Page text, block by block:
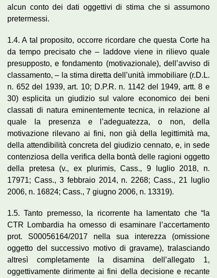
alcun conto dei dati oggettivi di stima che si assumono
pretermessi.
1.4. A tal proposito, occorre ricordare che questa Corte ha
da tempo precisato che – laddove viene in rilievo quale
presupposto, e fondamento (motivazionale), dell’avviso di
classamento, – la stima diretta dell’unità immobiliare (r.D.L.
n. 652 del 1939, art. 10; D.P.R. n. 1142 del 1949, artt. 8 e
30) esplicita un giudizio sul valore economico dei beni
classati di natura eminentemente tecnica, in relazione al
quale la presenza e l’adeguatezza, o non, della
motivazione rilevano ai fini, non già della legittimità ma,
della attendibilità concreta del giudizio cennato, e, in sede
contenziosa della verifica della bontà delle ragioni oggetto
della pretesa (v., ex plurimis, Cass., 9 luglio 2018, n.
17971; Cass., 3 febbraio 2014, n. 2268; Cass., 21 luglio
2006, n. 16824; Cass., 7 giugno 2006, n. 13319).
1.5. Tanto premesso, la ricorrente ha lamentato che “la
CTR Lombardia ha omesso di esaminare l’accertamento
prot. S00056164/2017 nella sua interezza (omissione
oggetto del successivo motivo di gravame), tralasciando
altresì completamente la disamina dell’allegato 1,
oggettivamente dirimente ai fini della decisione e recante